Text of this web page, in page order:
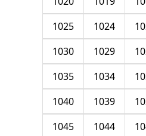
1024
1025
1029
1030
1034
1035
1039
1040
1044
1045